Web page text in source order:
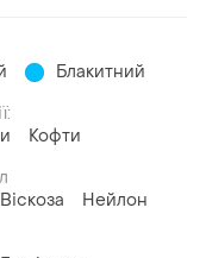
Блакитний
Кофти
Віскоза
Нейлон